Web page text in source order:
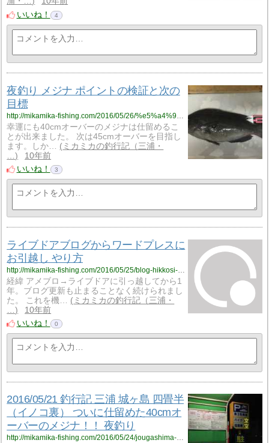
いいね！
4
夜釣り メジナ ポイントの検証と次の
目標
http://mikamika-fishing.com/2016/05/26/%e5%a4%9c%e9%87%a3%e3%82%8a-%e3%83%a1%e3%82%b8%e3%83%8a-%e3%83%9d%e3%82%a4%e3%83%b3%e3%83%88%e3%81%ae%e6%a4%9c%e8%a8%bc%e3%81%a8%e6%ac%a1%e3%81%ae%e7%9b%ae%e6%a8%99/
幸運にも40cmオーバーのメジナは仕留めるこ
とが出来ました。 次は45cmオーバーを目指し
ます。しか…
ミカミカの釣行記（三浦・
…
10年前
いいね！
3
ライブドアブログからワードプレスに
お引越し やり方
http://mikamika-fishing.com/2016/05/25/blog-hikkosi-livedoorwordpress/
経緯 アメブロ→ライブドアに引っ越してから1
年。ブログ更新も止まることなく続けられまし
た。 これを機…
ミカミカの釣行記（三浦・
…
10年前
いいね！
0
2016/05/21 釣行記 三浦 城ヶ島 四畳半
（イノコ裏） ついに仕留めた40cmオ
ーバーのメジナ！！ 夜釣り
http://mikamika-fishing.com/2016/05/24/jougashima-yojouhan-2/